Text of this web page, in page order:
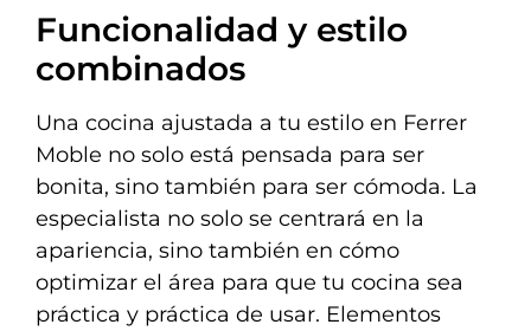
Funcionalidad y estilo
combinados
Una cocina ajustada a tu estilo en Ferrer
Moble no solo está pensada para ser
bonita, sino también para ser cómoda. La
especialista no solo se centrará en la
apariencia, sino también en cómo
optimizar el área para que tu cocina sea
práctica y práctica de usar. Elementos